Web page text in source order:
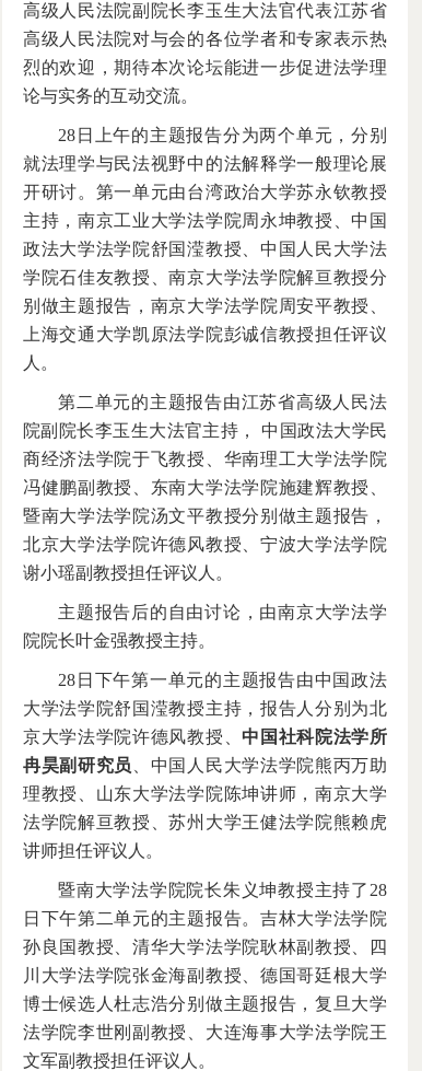
高级人民法院副院长李玉生大法官代表江苏省
高级人民法院对与会的各位学者和专家表示热
烈的欢迎，期待本次论坛能进一步促进法学理
论与实务的互动交流。
28日上午的主题报告分为两个单元，分别
就法理学与民法视野中的法解释学一般理论展
开研讨。第一单元由台湾政治大学苏永钦教授
主持，南京工业大学法学院周永坤教授、中国
政法大学法学院舒国滢教授、中国人民大学法
学院石佳友教授、南京大学法学院解亘教授分
别做主题报告，南京大学法学院周安平教授、
上海交通大学凯原法学院彭诚信教授担任评议
人。
第二单元的主题报告由江苏省高级人民法
院副院长李玉生大法官主持， 中国政法大学民
商经济法学院于飞教授、华南理工大学法学院
冯健鹏副教授、东南大学法学院施建辉教授、
暨南大学法学院汤文平教授分别做主题报告，
北京大学法学院许德风教授、宁波大学法学院
谢小瑶副教授担任评议人。
主题报告后的自由讨论，由南京大学法学
院院长叶金强教授主持。
28日下午第一单元的主题报告由中国政法
大学法学院舒国滢教授主持，报告人分别为北
京大学法学院许德风教授、 中国社科院法学所
冉昊副研究员
、中国人民大学法学院熊丙万助
理教授、山东大学法学院陈坤讲师，南京大学
法学院解亘教授、苏州大学王健法学院熊赖虎
讲师担任评议人。
暨南大学法学院院长朱义坤教授主持了28
日下午第二单元的主题报告。吉林大学法学院
孙良国教授、清华大学法学院耿林副教授、四
川大学法学院张金海副教授、德国哥廷根大学
博士候选人杜志浩分别做主题报告，复旦大学
法学院李世刚副教授、大连海事大学法学院王
文军副教授担任评议人。